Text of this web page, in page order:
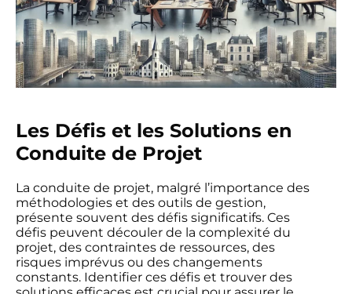
Les Défis et les Solutions en
Conduite de Projet
La conduite de projet, malgré l’importance des
méthodologies et des outils de gestion,
présente souvent des défis significatifs. Ces
défis peuvent découler de la complexité du
projet, des contraintes de ressources, des
risques imprévus ou des changements
constants. Identifier ces défis et trouver des